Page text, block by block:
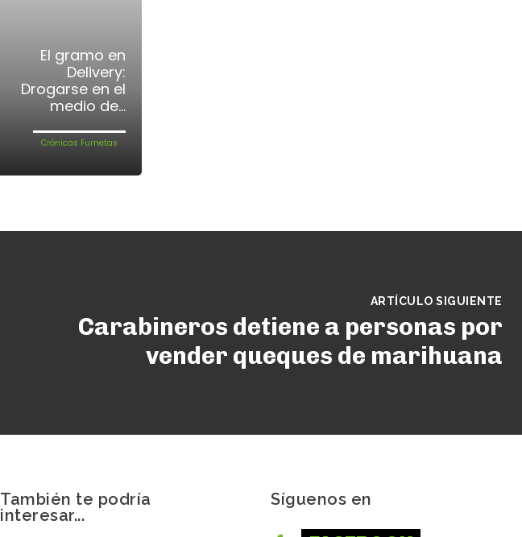
El gramo en
Delivery:
Drogarse en el
medio de...
Crónicas Fumetas
ARTÍCULO SIGUIENTE
Carabineros detiene a personas por
vender queques de marihuana
También te podría
interesar...
Síguenos en